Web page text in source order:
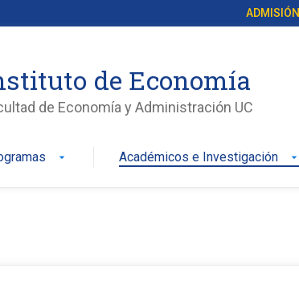
ADMISIÓN
de Economía
de Economía y Administración UC
arrow_drop_down Académicos e Investigación arrow_drop_down